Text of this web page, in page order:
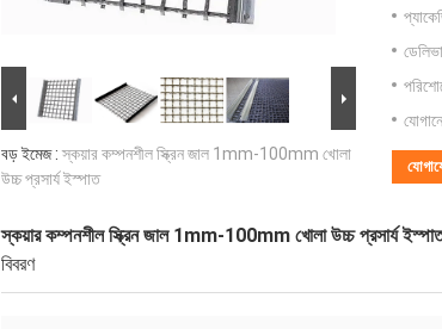
বড় ইমেজ : স্কয়ার কম্পনশীল স্ক্রিন জাল 1mm-100mm খোলা
উচ্চ প্রসার্য ইস্পাত
স্কয়ার কম্পনশীল স্ক্রিন জাল 1mm-100mm খোলা উচ্চ প্রসার্য
বিবরণ